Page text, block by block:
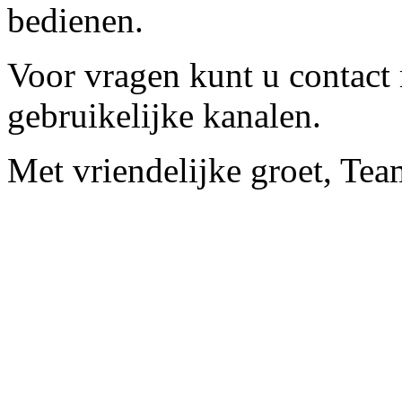
bedienen.
Voor vragen kunt u contact
gebruikelijke kanalen.
Met vriendelijke groet,